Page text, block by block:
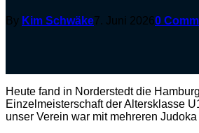
By Kim Schwäke7. Juni 20260
Heute fand in Norderstedt die
Einzelmeisterschaft der Altersklasse
unser Verein war mit mehreren Judoka